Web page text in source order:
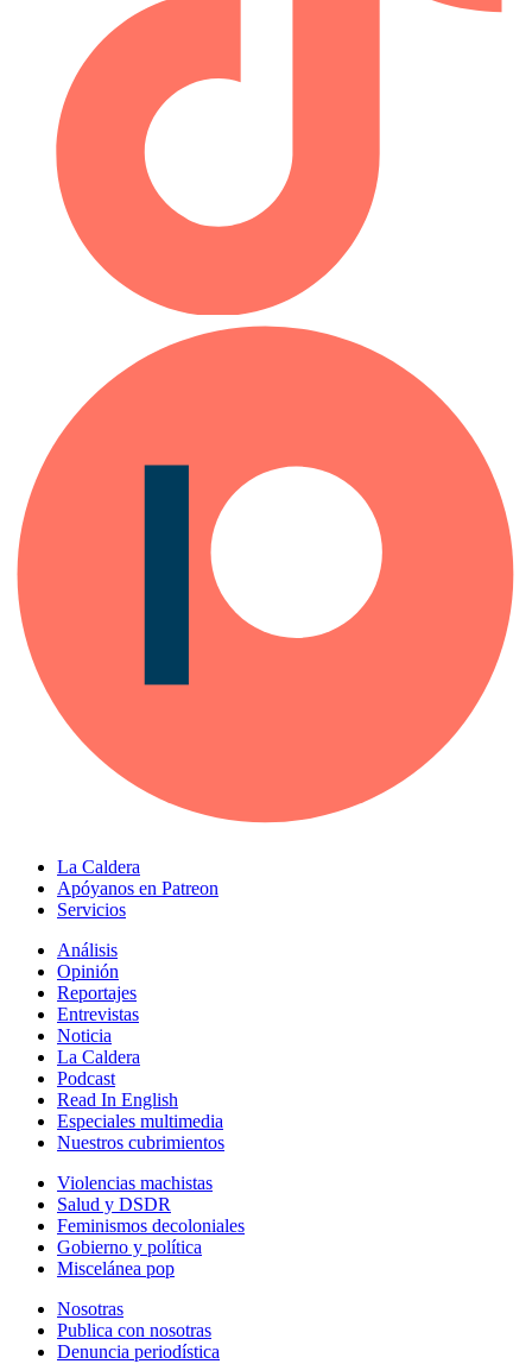
La Caldera
Apóyanos en Patreon
Servicios
Análisis
Opinión
Reportajes
Entrevistas
Noticia
La Caldera
Podcast
Read In English
Especiales multimedia
Nuestros cubrimientos
Violencias machistas
Salud y DSDR
Feminismos decoloniales
Gobierno y política
Miscelánea pop
Nosotras
Publica con nosotras
Denuncia periodística